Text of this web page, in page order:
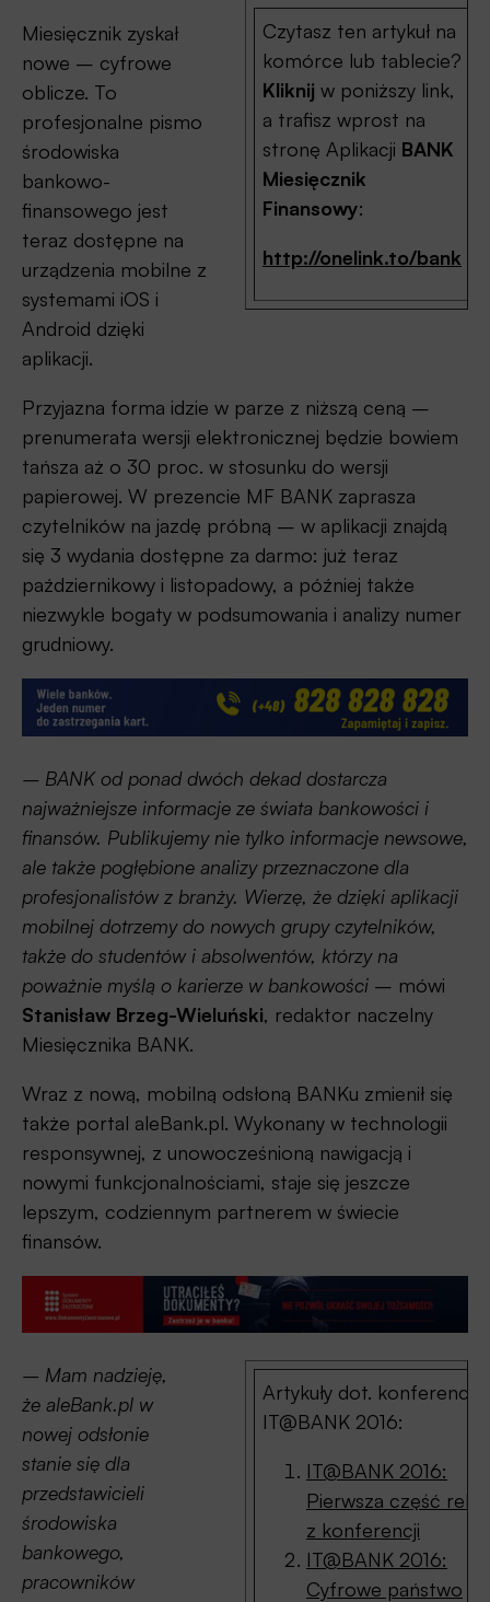
Czytasz ten artykuł na
komórce lub tablecie?
Kliknij w poniższy link,
a trafisz wprost na
stronę Aplikacji BANK
Miesięcznik
Finansowy:
http://onelink.to/bank
Miesięcznik zyskał
nowe – cyfrowe
oblicze. To
profesjonalne pismo
środowiska
bankowo-
finansowego jest
teraz dostępne na
urządzenia mobilne z
systemami iOS i
Android dzięki
aplikacji.
Przyjazna forma idzie w parze z niższą ceną –
prenumerata wersji elektronicznej będzie bowiem
tańsza aż o 30 proc. w stosunku do wersji
papierowej. W prezencie MF BANK zaprasza
czytelników na jazdę próbną – w aplikacji znajdą
się 3 wydania dostępne za darmo: już teraz
październikowy i listopadowy, a później także
niezwykle bogaty w podsumowania i analizy numer
grudniowy.
– BANK od ponad dwóch dekad dostarcza
najważniejsze informacje ze świata bankowości i
finansów. Publikujemy nie tylko informacje newsowe,
ale także pogłębione analizy przeznaczone dla
profesjonalistów z branży. Wierzę, że dzięki aplikacji
mobilnej dotrzemy do nowych grupy czytelników,
także do studentów i absolwentów, którzy na
poważnie myślą o karierze w bankowości – mówi
Stanisław Brzeg-Wieluński, redaktor naczelny
Miesięcznika BANK.
Wraz z nową, mobilną odsłoną BANKu zmienił się
także portal aleBank.pl. Wykonany w technologii
responsywnej, z unowocześnioną nawigacją i
nowymi funkcjonalnościami, staje się jeszcze
lepszym, codziennym partnerem w świecie
finansów.
Artykuły dot. konferencji
IT@BANK 2016:
IT@BANK 2016:
Pierwsza część
z konferencji
IT@BANK 2016:
Cyfrowe państwo
– Mam nadzieję,
że aleBank.pl w
nowej odsłonie
stanie się dla
przedstawicieli
środowiska
bankowego,
pracowników